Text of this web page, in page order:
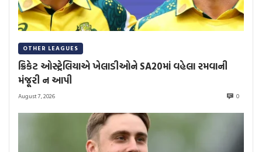
OTHER LEAGUES
ક્રિકેટ ઓસ્ટ્રેલિયાએ ખેલાડીઓને SA20માં વહેલા રમવાની
મંજૂરી ન આપી
August 7, 2026 0